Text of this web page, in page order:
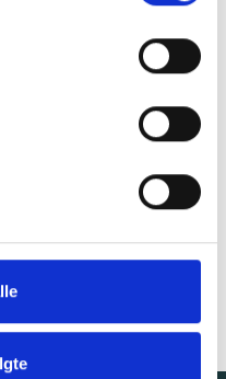
Hula Hula
& Snif og Skriver